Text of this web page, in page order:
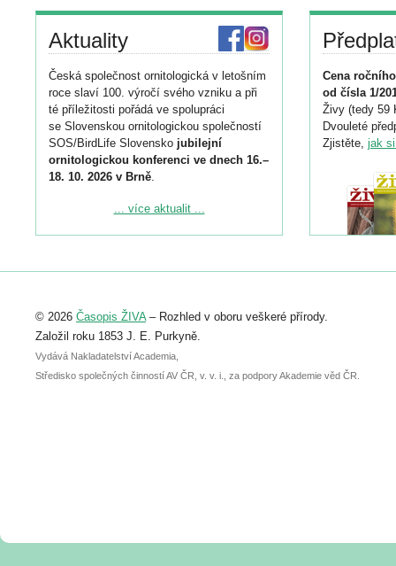
Aktuality
Česká společnost ornitologická v letošním
roce slaví 100. výročí svého vzniku a při
té příležitosti pořádá ve spolupráci
se Slovenskou ornitologickou společností
SOS/BirdLife Slovensko jubilejní
ornitologickou konferenci ve dnech 16.–
18. 10. 2026 v Brně.
Podrobnější informace ke konferenci
Registrovat se můžete do 6. září.
abstraktu přihlášené přednášky nebo
posteru je už 30. června.
... více aktualit ...
Cena
od čísla 1/
Živy (tedy 59
Dvouleté
Zjistěte, jak
© 2026 Časopis ŽIVA– Rozhled v oboru veškeré přírody.
Založil roku 1853 J. E. Purkyně.
Vydává Nakladatelství Academia,
Středisko společných činností AV ČR, v. v. i., za podpory Akademie věd ČR.